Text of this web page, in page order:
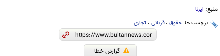
منبع: ایرنا
برچسب ها: حقوق ، قربانی ، تجاری
گزارش خطا